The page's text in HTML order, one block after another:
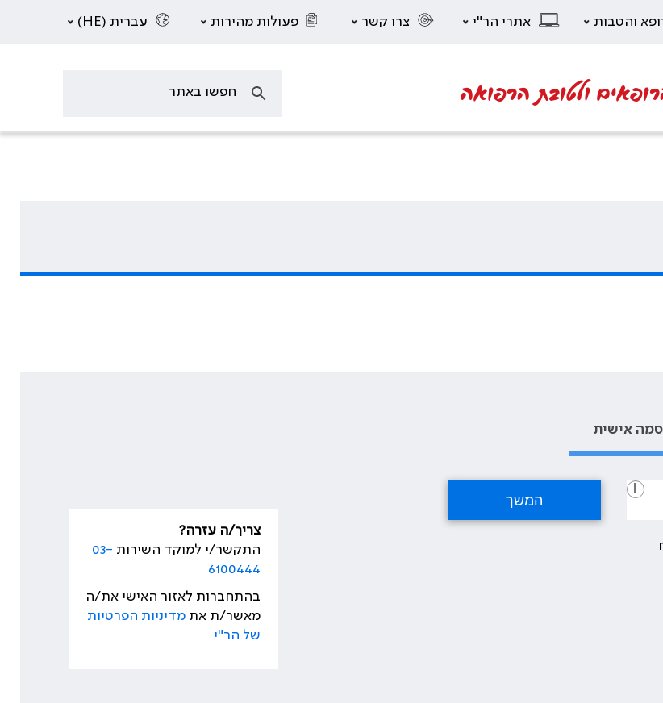
והטבות אתרי הר"י צרו קשר פעולות מהירות עברית (HE)
ולטובת הרפואה
אישית
i
צריך/ה עזרה?
התקשר/י למוקד השירות 03-
6100444
בהתחברות לאזור האישי את/ה
מאשר/ת אתמדיניות הפרטיות
של הר"י